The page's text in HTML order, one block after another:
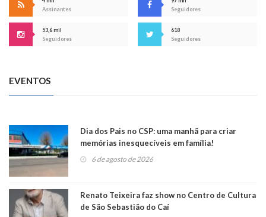
Assinantes
Seguidores
53,6 mil
Seguidores
618
Seguidores
EVENTOS
Dia dos Pais no CSP: uma manhã para criar
memórias inesquecíveis em família!
6 de agosto de 2026
Renato Teixeira faz show no Centro de Cultura
de São Sebastião do Caí